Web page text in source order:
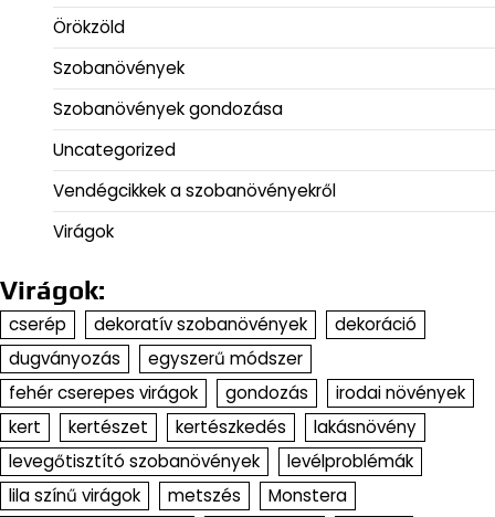
Örökzöld
Szobanövények
Szobanövények gondozása
Uncategorized
Vendégcikkek a szobanövényekről
Virágok
Virágok:
cserép dekoratív szobanövények
dekoráció
dugványozás
egyszerű módszer
fehér cserepes virágok
gondozás
irodai növények
kert
kertészet kertészkedés
lakásnövény
levegőtisztító szobanövények
levélproblémák
lila színű virágok
metszés
Monstera